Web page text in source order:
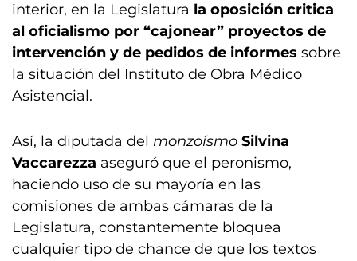
interior, en la Legislatura la oposición critica
al oficialismo por “cajonear” proyectos de
intervención y de pedidos de informes sobre
la situación del Instituto de Obra Médico
Asistencial.
Así, la diputada del monzoísmo Silvina
Vaccarezza aseguró que el peronismo,
haciendo uso de su mayoría en las
comisiones de ambas cámaras de la
Legislatura, constantemente bloquea
cualquier tipo de chance de que los textos